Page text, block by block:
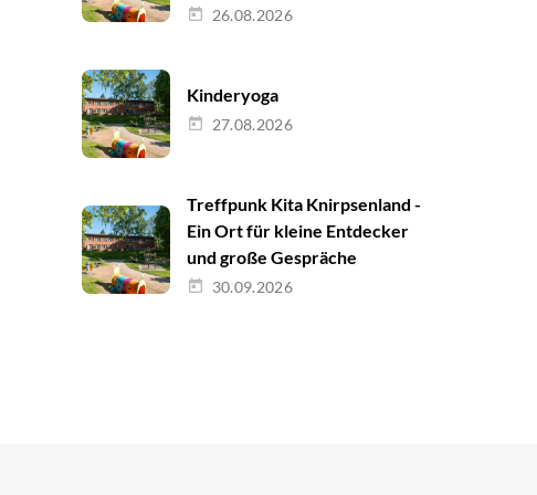
26.08.2026
Kinderyoga
27.08.2026
Treffpunk Kita Knirpsenland -
Ein Ort für kleine Entdecker
und große Gespräche
30.09.2026